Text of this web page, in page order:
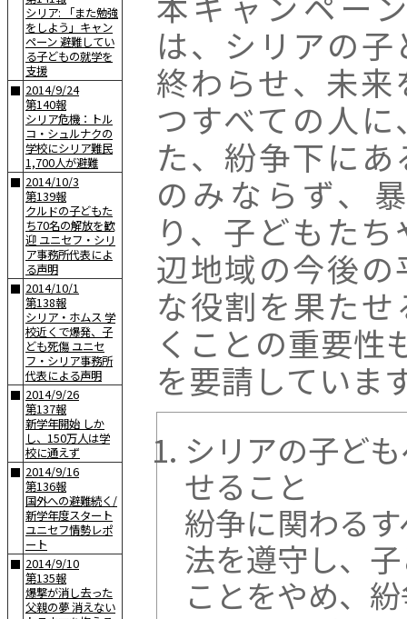
シリア: 「また勉強
をしよう」キャン
ペーン 避難してい
る子どもの就学を
支援
■ 2014/9/24
第140報
シリア危機：トル
コ・シュルナクの
学校にシリア難民
1,700人が避難
■ 2014/10/3
第139報
クルドの子どもた
ち70名の解放を歓
迎 ユニセフ・シリ
ア事務所代表によ
る声明
■ 2014/10/1
第138報
シリア・ホムス 学
校近くで爆発、子
ども死傷 ユニセ
フ・シリア事務所
代表による声明
■ 2014/9/26
第137報
新学年開始 しか
し、150万人は学
校に通えず
■ 2014/9/16
第136報
国外への避難続く/
新学年度スタート
ユニセフ情勢レポ
ート
■ 2014/9/10
第135報
爆撃が消し去った
父親の夢 消えない
は、シリアの
終わらせ、未
つすべての人
た、紛争下に
のみならず、
り、子どもた
辺地域の今後
な役割を果た
くことの重要性
を要請していま
シリアの子ど
せること
紛争に関わる
法を遵守し、
ことをやめ、